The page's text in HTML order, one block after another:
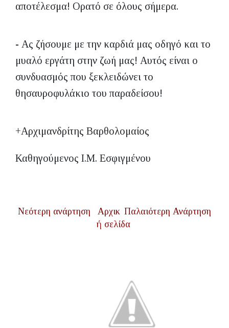
αποτέλεσμα! Ορατό σε όλους σήμερα.
- Ας ζήσουμε με την καρδιά μας οδηγό και το
μυαλό εργάτη στην ζωή μας! Αυτός είναι ο
συνδυασμός που ξεκλειδώνει το
θησαυροφυλάκιο του παραδείσου!
+Αρχιμανδρίτης Βαρθολομαίος
Καθηγούμενος Ι.Μ. Εσφιγμένου
Νεότερη ανάρτηση Παλαιότερη Ανάρτηση
Αρχικ
ή σελίδα